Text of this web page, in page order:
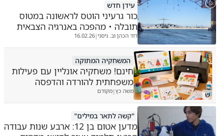
עידן חדש
כור גרעיני הוטס לראשונה במטוס
תובלה • מהפכה באנרגיה הצבאית
דוד הכהן וב. ניסני|
16.02.26
ש
המשחקיה המתוקה
חינם! משחקיה אונליין עם פעילות
משפחתית להורדה והדפסה
משה כץ|מקודם
"קשה לתאר במילים"
מדען אטום בן 12: ארבע שנות עבודה